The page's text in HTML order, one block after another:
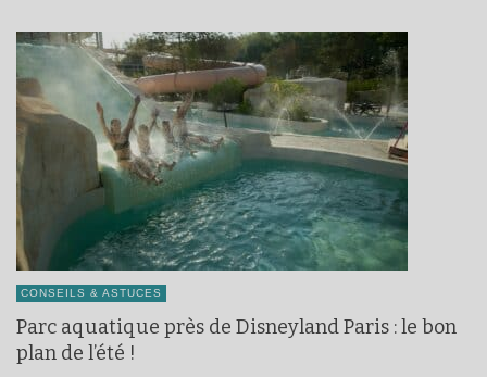
CONSEILS & ASTUCES
Parc aquatique près de Disneyland Paris : le bon
plan de l’été !